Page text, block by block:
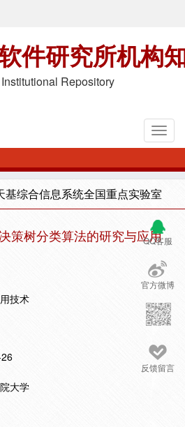
件研究所机构
Institutional Repository
基综合信息系统全国重点实验室
QQ客服
官方微博
反馈留言
策树分类算法的研究与应用
技术
大学